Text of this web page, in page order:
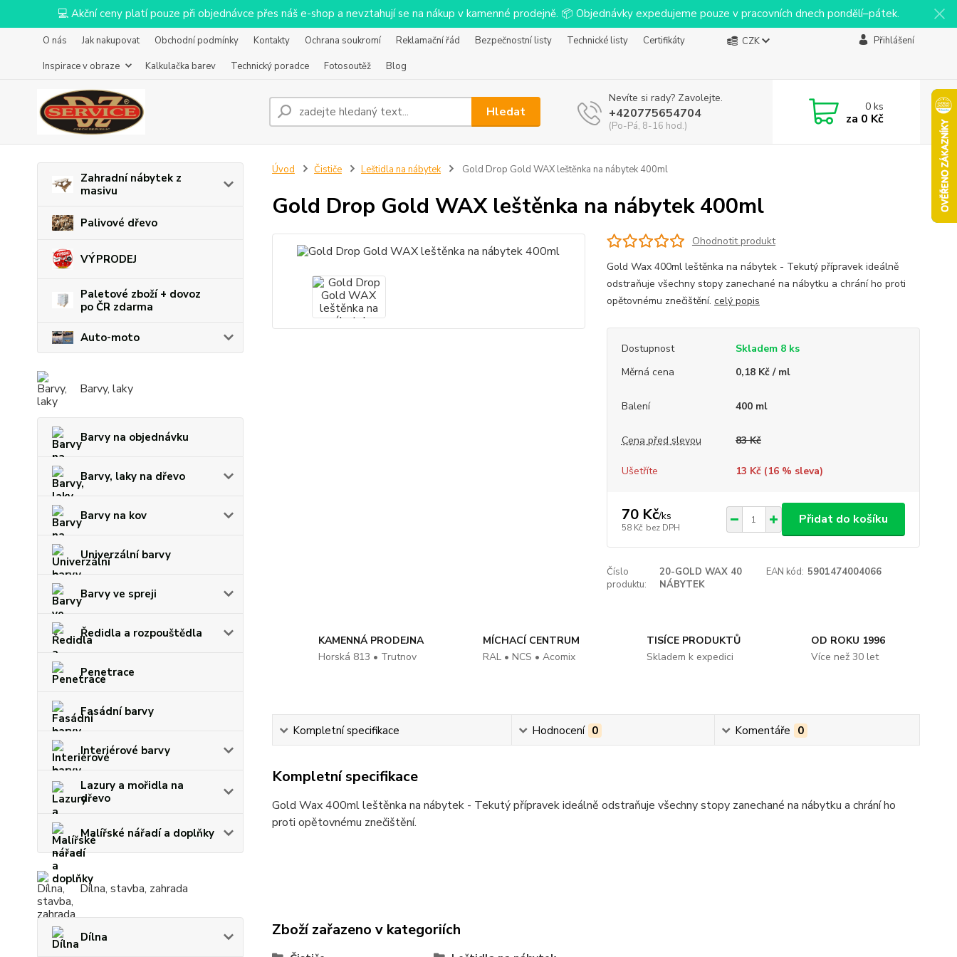
💻 Akční ceny platí pouze při objednávce přes náš e-shop a nevztahují se na nákup v kamenné prodejně. 📦 Objednávky expedujeme pouze v pracovních dnech pondělí–pátek.
O nás Jak nakupovat Obchodní podmínky Kontakty Ochrana soukromí Reklamační řád Bezpečnostní listy Technické listy
Certifikáty
Inspirace v obraze
Kalkulačka barev Technický poradce Fotosoutěž Blog
CZK Přihlášení
Hledat
Nevíte si rady? Zavolejte.
+420775654704
(Po-Pá, 8-16 hod.)
0ks
za 0 Kč
Zahradní nábytek z
masivu
Palivové dřevo
VÝPRODEJ
Paletové zboží + dovoz
po ČR zdarma
Auto-moto
Barvy, laky
Barvy na objednávku
Barvy, laky na dřevo
Barvy na kov
Univerzální barvy
Barvy ve spreji
Ředidla a rozpouštědla
Penetrace
Fasádní barvy
Interiérové barvy
Lazury a mořidla na
dřevo
Malířské nářadí a doplňky
Dílna, stavba, zahrada
Dílna
Úvod Čističe Leštidla na nábytek Gold Drop Gold WAX leštěnka na nábytek 400ml
Gold Drop Gold WAX leštěnka na nábytek 400ml
Ohodnotit produkt
Gold Wax 400ml leštěnka na nábytek - Tekutý přípravek ideálně
odstraňuje všechny stopy zanechané na nábytku a chrání ho proti
opětovnému znečištění. celý popis
Dostupnost
Skladem 8 ks
Měrná cena
0,18 Kč / ml
Balení 400 ml
Cena před slevou 83 Kč
Ušetříte 13 Kč (16% sleva)
70 Kč/ks
58 Kč bez DPH
Přidat do košíku
Číslo
produktu:
20-GOLD WAX 40
NÁBYTEK
EAN kód: 5901474004066
KAMENNÁ PRODEJNA
Horská 813 • Trutnov
MÍCHACÍ CENTRUM
RAL • NCS • Acomix
TISÍCE PRODUKTŮ
Skladem k expedici
OD ROKU 1996
Více než 30 let
Kompletní specifikace Hodnocení 0 Komentáře 0
Kompletní specifikace
Gold Wax 400ml leštěnka na nábytek - Tekutý přípravek ideálně odstraňuje všechny stopy zanechané na nábytku a chrání ho
proti opětovnému znečištění.
Zboží zařazeno v kategoriích